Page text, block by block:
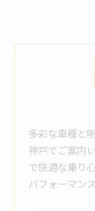
多彩な車種と
神戸でご案内
で快適な乗り
パフォーマン